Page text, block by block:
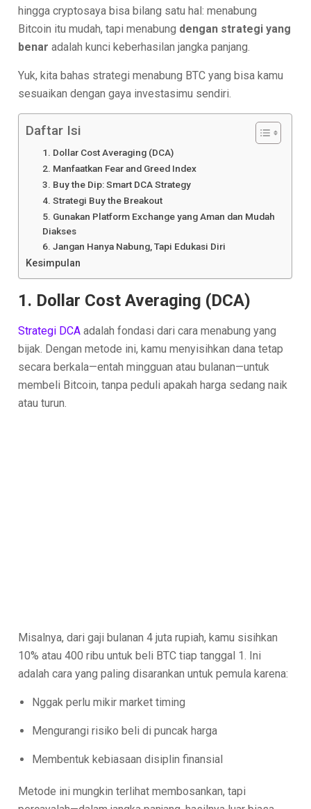
hingga cryptosaya bisa bilang satu hal: menabung
Bitcoin itu mudah, tapi menabung dengan strategi yang
benar adalah kunci keberhasilan jangka panjang.
Yuk, kita bahas strategi menabung BTC yang bisa kamu
sesuaikan dengan gaya investasimu sendiri.
Daftar Isi
1. Dollar Cost Averaging (DCA)
2. Manfaatkan Fear and Greed Index
3. Buy the Dip: Smart DCA Strategy
4. Strategi Buy the Breakout
5. Gunakan Platform Exchange yang Aman dan Mudah
Diakses
6. Jangan Hanya Nabung, Tapi Edukasi Diri
Kesimpulan
1. Dollar Cost Averaging (DCA)
Strategi DCA adalah fondasi dari cara menabung yang
bijak. Dengan metode ini, kamu menyisihkan dana tetap
secara berkala—entah mingguan atau bulanan—untuk
membeli Bitcoin, tanpa peduli apakah harga sedang naik
atau turun.
Misalnya, dari gaji bulanan 4 juta rupiah, kamu sisihkan
10% atau 400 ribu untuk beli BTC tiap tanggal 1. Ini
adalah cara yang paling disarankan untuk pemula karena:
Nggak perlu mikir market timing
Mengurangi risiko beli di puncak harga
Membentuk kebiasaan disiplin finansial
Metode ini mungkin terlihat membosankan, tapi